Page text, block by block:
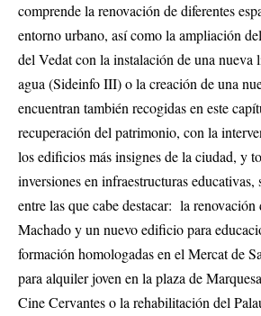
comprende la renovación de diferentes
entorno urbano, así como la ampliación
del Vedat con la instalación de una nueva
agua (Sideinfo III) o la creación de una
encuentran también recogidas en este
recuperación del patrimonio, con la
los edificios más insignes de la ciudad, y
inversiones en infraestructuras educativas,
entre las que cabe destacar: la
Machado y un nuevo edificio para
formación homologadas en el Mercat de
para alquiler joven en la plaza de
Cine Cervantes o la rehabilitación del